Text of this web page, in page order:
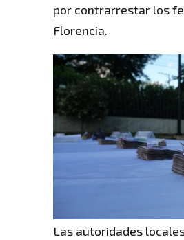
por contrarrestar los
Florencia.
Las autoridades